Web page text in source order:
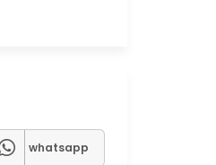
whatsapp